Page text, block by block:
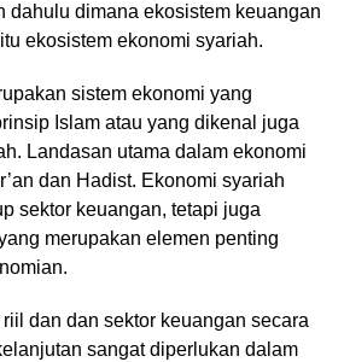
dahulu dimana ekosistem keuangan
ekosistem ekonomi syariah.
sistem ekonomi yang
Islam atau yang dikenal juga
Landasan utama dalam ekonomi
dan Hadist. Ekonomi syariah
sektor keuangan, tetapi juga
merupakan elemen penting
dan dan sektor keuangan secara
sangat diperlukan dalam